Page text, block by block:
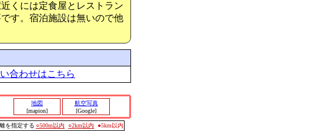
くには定食屋とレストラン
す。宿泊施設は無いので他
合わせはこちら
地図
[mapion]
航空写真
[Google]
を指定する ○500m以内 ○2km以内 ●5km以内